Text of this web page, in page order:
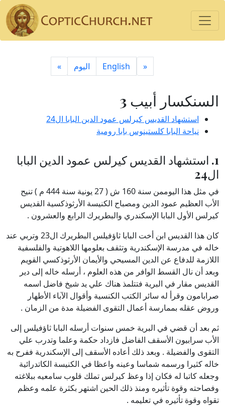
«
English اليوم »
السنكسار أبيب 3
استشهاد القديس كيرلس عمود الدين البابا ال24
نياحة البابا كلستينوس بابا رومية
1. استشهاد القديس كيرلس عمود الدين البابا
ال24
في مثل هذا اليوممن سنة 160 ش ( 27 يونية سنة 444 م ) تنيح
الأب العظيم عمود الدين ومصباح الكنيسة الأرثوذكسية القديس
كيرلس الأول البابا الإسكندري والبطريرك الرابع والعشرون .
كان هذا القديس ابن أخت البابا ثاؤفيلس البطريرك ال23 وتربي عند
خاله في مدرسة الإسكندرية وتثقف بعلومها اللاهوتية والفلسفية
اللازمة للدفاع عن الدين المسيحي والأيمان الأرثوذكسي القويم
وبعد أن نال القسط الوافر من هذه العلوم ، أرسله خاله إلى دير
القديس مقار في البرية فتتلمذ هناك علي يد شيخ فاضل اسمه
صرابامون وقرأ له سائر الكتب الكنسية وأقوال الآباء الأطهار
وروض عقله بممارسة أعمال التقوى الفضيلة مدة من الزمان .
ثم بعد أن قضي في البرية خمس سنوات أرسله البابا ثاؤفيلس إلى
الأب سرابيون الأسقف الفاضل فازداد حكمة وعلما وتدرب علي
التقوى والفضيلة . وبعد ذلك أعاده الأسقف إلى الإسكندرية ففرح به
خاله كثيرا ورسمه شماسا وعينه واعظا في الكنيسة الكاتدرائية
وجعله كاتبا له فكان إذا وعظ كيرلس تملك قلوب سامعيه ببلاغته
وفصاحته وقوة تأثيره ومنذ ذلك الحين اشتهر بكثرة علمه وعظم
تقواه وقوة تأثيره في تعليمه .